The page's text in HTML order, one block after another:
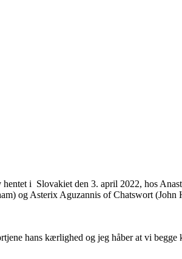
i Slovakiet den 3. april 2022, hos
og Asterix Aguzannis of Chatswort (John
hans kærlighed og jeg håber at vi begge